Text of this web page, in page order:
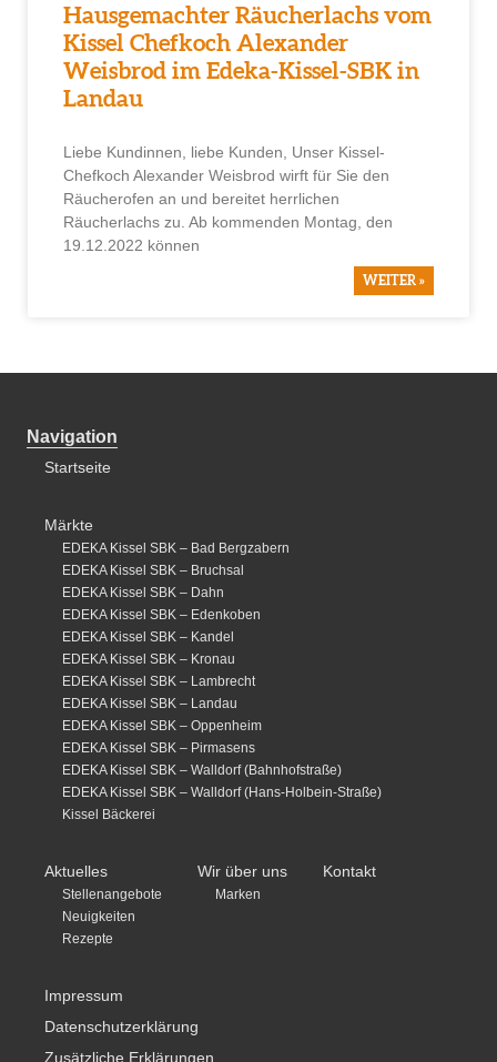
Hausgemachter Räucherlachs vom
Kissel Chefkoch Alexander
Weisbrod im Edeka-Kissel-SBK in
Landau
Liebe Kundinnen, liebe Kunden, Unser Kissel-
Chefkoch Alexander Weisbrod wirft für Sie den
Räucherofen an und bereitet herrlichen
Räucherlachs zu. Ab kommenden Montag, den
19.12.2022 können
WEITER »
Navigation
Startseite
Märkte
EDEKA Kissel SBK – Bad Bergzabern
EDEKA Kissel SBK – Bruchsal
EDEKA Kissel SBK – Dahn
EDEKA Kissel SBK – Edenkoben
EDEKA Kissel SBK – Kandel
EDEKA Kissel SBK – Kronau
EDEKA Kissel SBK – Lambrecht
EDEKA Kissel SBK – Landau
EDEKA Kissel SBK – Oppenheim
EDEKA Kissel SBK – Pirmasens
EDEKA Kissel SBK – Walldorf (Bahnhofstraße)
EDEKA Kissel SBK – Walldorf (Hans-Holbein-Straße)
Kissel Bäckerei
Aktuelles
Stellenangebote
Neuigkeiten
Rezepte
Wir über uns
Marken
Kontakt
Impressum
Datenschutzerklärung
Zusätzliche Erklärungen